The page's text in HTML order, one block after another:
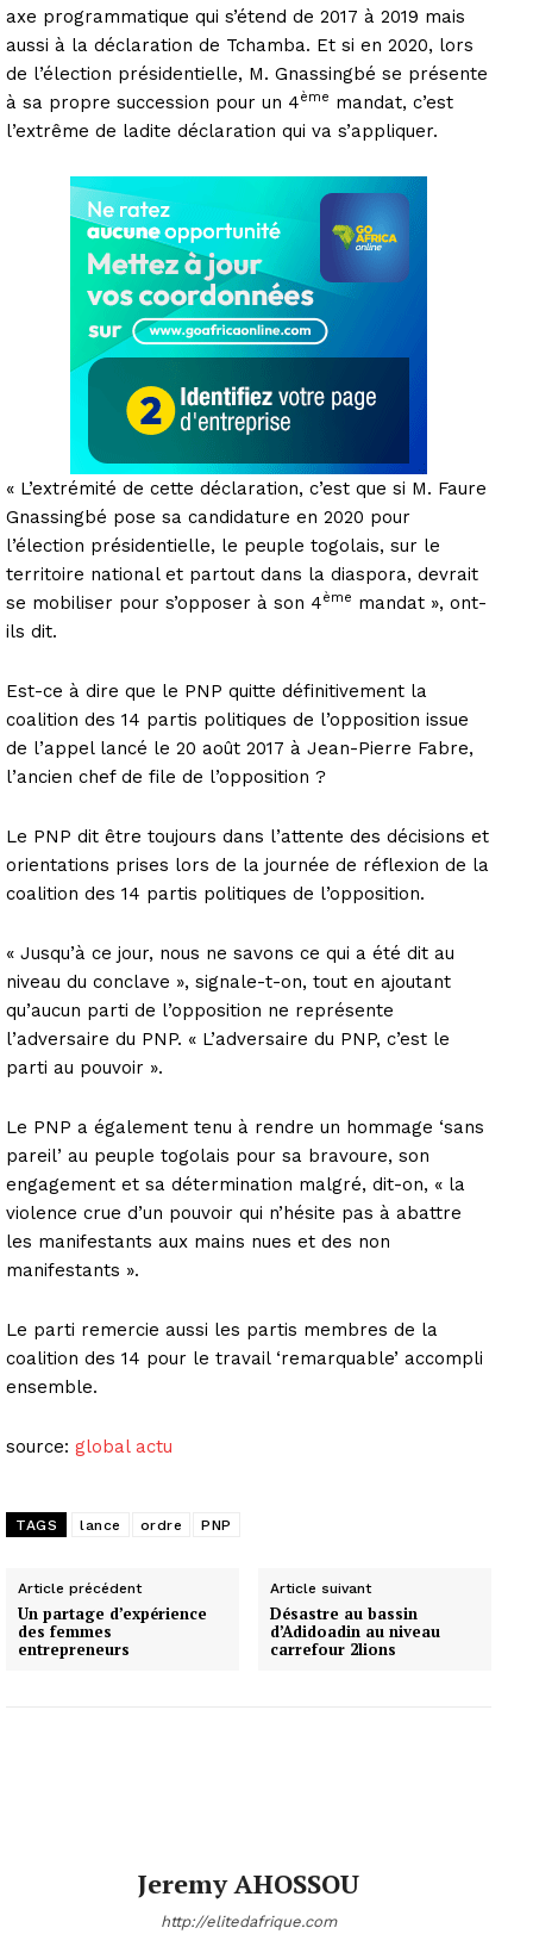
axe programmatique qui s’étend de 2017 à 2019 mais
aussi à la déclaration de Tchamba. Et si en 2020, lors
de l’élection présidentielle, M. Gnassingbé se présente
à sa propre succession pour un 4ème mandat, c’est
l’extrême de ladite déclaration qui va s’appliquer.
« L’extrémité de cette déclaration, c’est que si M. Faure
Gnassingbé pose sa candidature en 2020 pour
l’élection présidentielle, le peuple togolais, sur le
territoire national et partout dans la diaspora, devrait
se mobiliser pour s’opposer à son 4ème mandat », ont-
ils dit.
Est-ce à dire que le PNP quitte définitivement la
coalition des 14 partis politiques de l’opposition issue
de l’appel lancé le 20 août 2017 à Jean-Pierre Fabre,
l’ancien chef de file de l’opposition ?
Le PNP dit être toujours dans l’attente des décisions et
orientations prises lors de la journée de réflexion de la
coalition des 14 partis politiques de l’opposition.
« Jusqu’à ce jour, nous ne savons ce qui a été dit au
niveau du conclave », signale-t-on, tout en ajoutant
qu’aucun parti de l’opposition ne représente
l’adversaire du PNP. « L’adversaire du PNP, c’est le
parti au pouvoir ».
Le PNP a également tenu à rendre un hommage ‘sans
pareil’ au peuple togolais pour sa bravoure, son
engagement et sa détermination malgré, dit-on, « la
violence crue d’un pouvoir qui n’hésite pas à abattre
les manifestants aux mains nues et des non
manifestants ».
Le parti remercie aussi les partis membres de la
coalition des 14 pour le travail ‘remarquable’ accompli
ensemble.
source: global actu
TAGS lance ordre PNP
Article précédent
Un partage d’expérience
des femmes
entrepreneurs
Article suivant
Désastre au bassin
d’Adidoadin au niveau
carrefour 2lions
Jeremy AHOSSOU
http://elitedafrique.com